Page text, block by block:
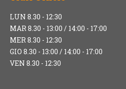
LUN 8.30 - 12:30
MAR 8.30 - 13:00 / 14:00 - 17:00
MER 8.30 - 12:30
GIO 8.30 - 13:00 / 14:00 - 17:00
VEN 8.30 - 12:30